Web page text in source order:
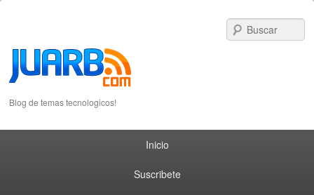
Blog de temas tecnologicos!
Inicio
Suscribete